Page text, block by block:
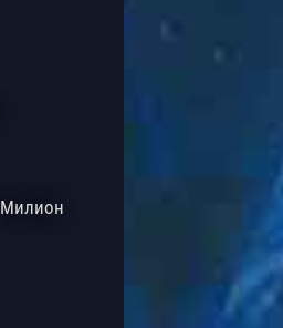
Милион